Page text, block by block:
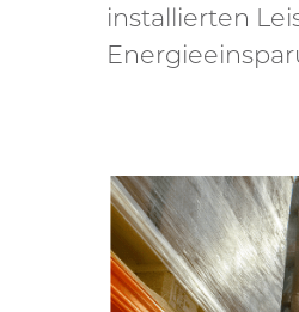
installierten